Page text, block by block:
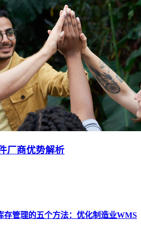
厂商优势解析
存管理的五个方法：优化制造业WMS